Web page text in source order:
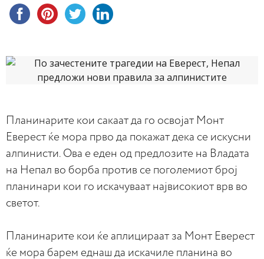
Планинарите кои сакаат да го освојат Монт
Еверест ќе мора прво да покажат дека се искусни
алпинисти. Ова е еден од предлозите на Владата
на Непал во борба против се поголемиот број
планинари кои го искачуваат највисокиот врв во
светот.
Планинарите кои ќе аплицираат за Монт Еверест
ќе мора барем еднаш да искачиле планина во